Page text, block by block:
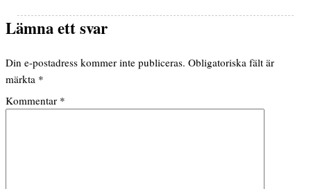
Lämna ett svar
Din e-postadress kommer inte publiceras. Obligatoriska fält är
märkta *
Kommentar *